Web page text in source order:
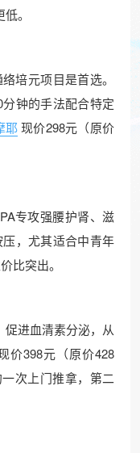
。
培元项目是首选。
钟的手法配合特定
耶现价298元（原价
专攻强腰护肾、滋
，尤其适合中青年
比突出。
进血清素分泌，从
价398元（原价428
次上门推拿，第二